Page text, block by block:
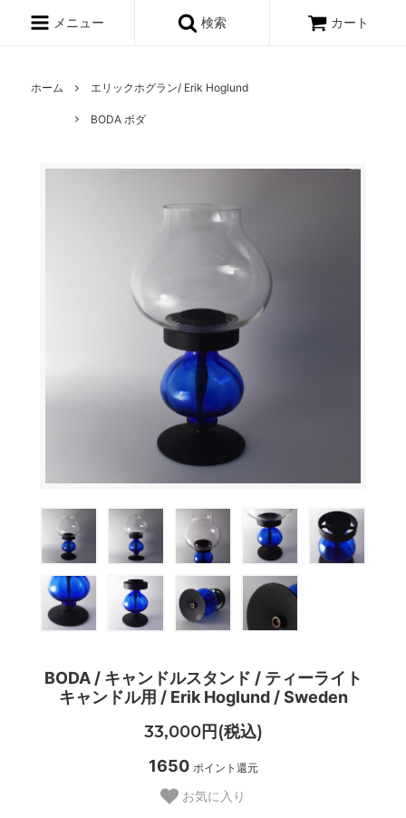
メニュー 検索 カート
ホーム エリックホグラン/ Erik Hoglund
BODA ボダ
BODA / キャンドルスタンド / ティーライト
キャンドル用 / Erik Hoglund / Sweden
33,000円(税込)
1650 ポイント還元
お気に入り